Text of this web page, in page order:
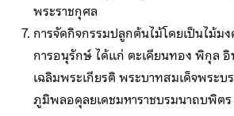
พระราชกุศล
การจัดกิจกรรมปลูกต้นไม้โดยเป็นไม้ม
การอนุรักษ์ ได้แก่ ตะเคียนทอง พิกุล
เฉลิมพระเกียรติ พระบาทสมเด็จพระบ
ภูมิพลอดุลยเดชมหาราชบรมนาถบพิตร